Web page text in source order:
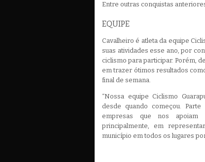
Entre outras conquistas
EQUIPE
Cavalheiro é atleta da equipe
suas atividades esse ano, por
ciclismo para participar. Porém,
em trazer ótimos resultados
final de semana.
“Nossa equipe Ciclismo
desde quando começou.
empresas que nos apoiam
principalmente, em
município em todos os lugares